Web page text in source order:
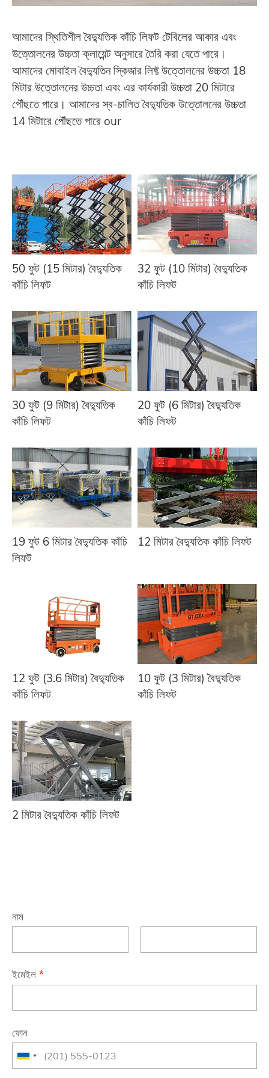
আমাদের স্থিতিশীল বৈদ্যুতিক কাঁচি লিফট টেবিলের আকার এবং
উত্তোলনের উচ্চতা ক্লায়েন্ট অনুসারে তৈরি করা যেতে পারে।
আমাদের মোবাইল বৈদ্যুতিন স্কিজার লিফ্ট উত্তোলনের উচ্চতা 18
মিটার উত্তোলনের উচ্চতা এবং এর কার্যকারী উচ্চতা 20 মিটারে
পৌঁছতে পারে। আমাদের স্ব-চালিত বৈদ্যুতিক উত্তোলনের উচ্চতা
14 মিটারে পৌঁছতে পারে our
50 ফুট (15 মিটার) বৈদ্যুতিক
কাঁচি লিফট
32 ফুট (10 মিটার) বৈদ্যুতিক
কাঁচি লিফট
30 ফুট (9 মিটার) বৈদ্যুতিক
কাঁচি লিফট
20 ফুট (6 মিটার) বৈদ্যুতিক
কাঁচি লিফট
19 ফুট 6 মিটার বৈদ্যুতিক কাঁচি
লিফট
12 মিটার বৈদ্যুতিক কাঁচি লিফট
12 ফুট (3.6 মিটার) বৈদ্যুতিক
কাঁচি লিফট
10 ফুট (3 মিটার) বৈদ্যুতিক
কাঁচি লিফট
2 মিটার বৈদ্যুতিক কাঁচি লিফট
নাম
ইমেইল *
ফোন